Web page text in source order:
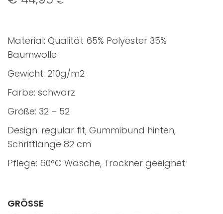
Material: Qualität 65% Polyester 35%
Baumwolle
Gewicht: 210g/m2
Farbe: schwarz
Größe: 32 – 52
Design: regular fit, Gummibund hinten,
Schrittlänge 82 cm
Pflege: 60°C Wäsche, Trockner geeignet
GRÖSSE